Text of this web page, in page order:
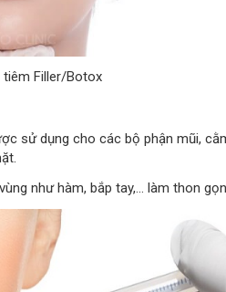
tiêm Filler/Botox
sử dụng cho các bộ phận mũi,
như hàm, bắp tay,… làm thon